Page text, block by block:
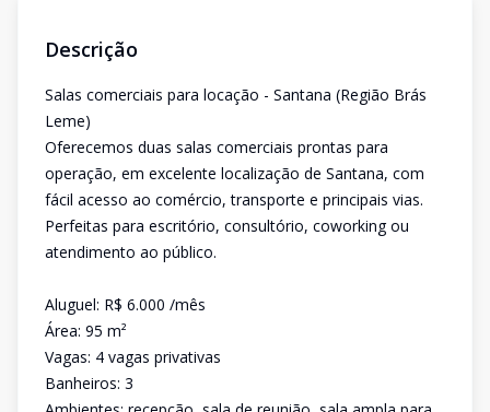
Descrição
Salas comerciais para locação - Santana (Região Brás
Leme)
Oferecemos duas salas comerciais prontas para
operação, em excelente localização de Santana, com
fácil acesso ao comércio, transporte e principais vias.
Perfeitas para escritório, consultório, coworking ou
atendimento ao público.
Aluguel: R$ 6.000 /mês
Área: 95 m²
Vagas: 4 vagas privativas
Banheiros: 3